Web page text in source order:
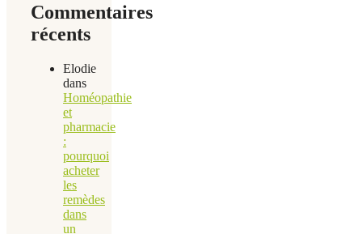
Commentaires
récents
Elodie
dans
Homéopathie
et
pharmacie
:
pourquoi
acheter
les
remèdes
dans
un